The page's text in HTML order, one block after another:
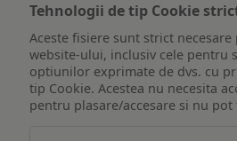
Tehnologii de tip Cookie
Aceste fisiere sunt strict
website-ului, inclusiv cele pentru
optiunilor exprimate de dvs. cu
tip Cookie. Acestea nu necesita
pentru plasare/accesare si nu pot